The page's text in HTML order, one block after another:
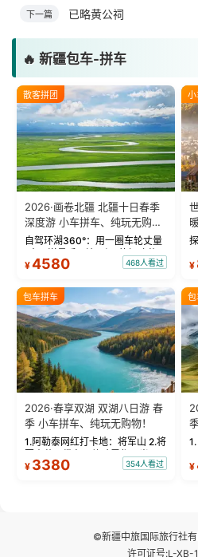
下一篇 已略黄公祠
🔥 新疆包车-拼车
散客拼团
2026·画卷北疆 北疆十日春季
深度游 小车拼车、纯玩无购
物！
自驾环湖360°：用一圈车轮丈量
“大西洋最后一滴眼泪”的极致蔚
蓝。 赛湖旅拍：甄选多款风格服
绝美瞬间。 赛湖坦克300跟车视
频：专业摄影师...
¥4580 468人看过 ¥
包车拼车
2026·春享双湖 双湖八日游 春
季 小车拼车、纯玩无购物！
1.阿勒泰网红打卡地：将军山 2.将
军山落日缆车，体验雪都风光 3.
将军山，夕阳派对，蹦迪party 4.
¥ 3380 354人看过 ¥
©新疆中旅国际旅行社
许可证号:L-XB-